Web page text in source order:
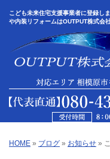
こども未来住宅支援事業者に登録し
や内装リフォームはOUTPUT株式会
HOME » ブログ » お知らせ »